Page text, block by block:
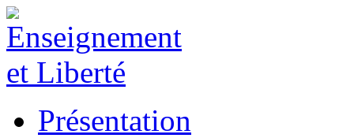
Présentation